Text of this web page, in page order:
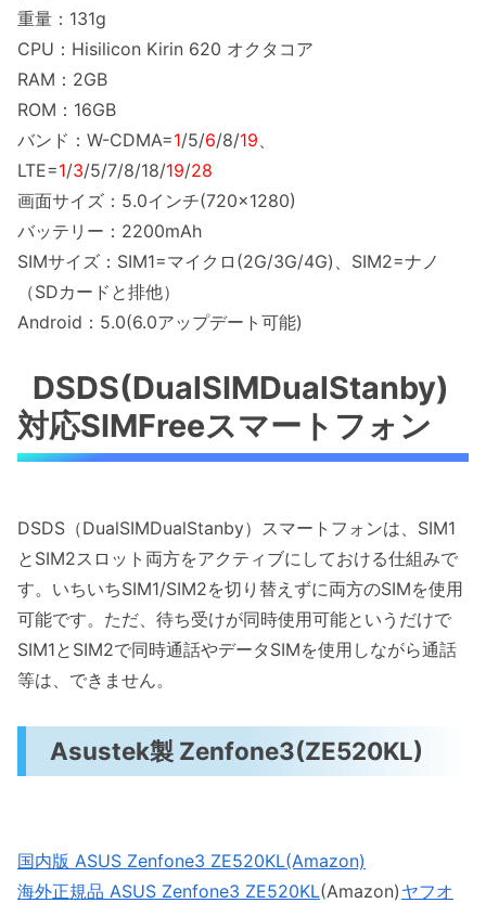
重量：131g
CPU：Hisilicon Kirin 620 オクタコア
RAM：2GB
ROM：16GB
バンド：W-CDMA=1/5/6/8/19
LTE=1/3/5/7/8/18/19/28
画面サイズ：5.0インチ(720×1280)
バッテリー：2200mAh
SIMサイズ：SIM1=マイクロ(2G/3G/4G)、SIM2=ナノ
（SDカードと排他）
Android：5.0(6.0アップデート可能)
DSDS(DualSIMDualStanby)
対応SIMFreeスマートフォン
DSDS（DualSIMDualStanby）スマートフォンは、SIM1
とSIM2スロット両方をアクティブにしておける仕組みで
す。いちいちSIM1/SIM2を切り替えずに両方のSIMを使用
可能です。ただ、待ち受けが同時使用可能というだけで
SIM1とSIM2で同時通話やデータSIMを使用しながら通話
等は、できません。
Asustek製 Zenfone3(ZE520KL)
国内版 ASUS Zenfone3 ZE520KL(Amazon)
海外正規品 ASUS Zenfone3 ZE520KL(Amazon) ヤフオ